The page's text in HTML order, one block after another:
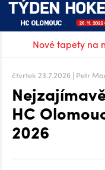
Nové tapety na
čtvrtek 23.7.2026 | Petr
HC
2026